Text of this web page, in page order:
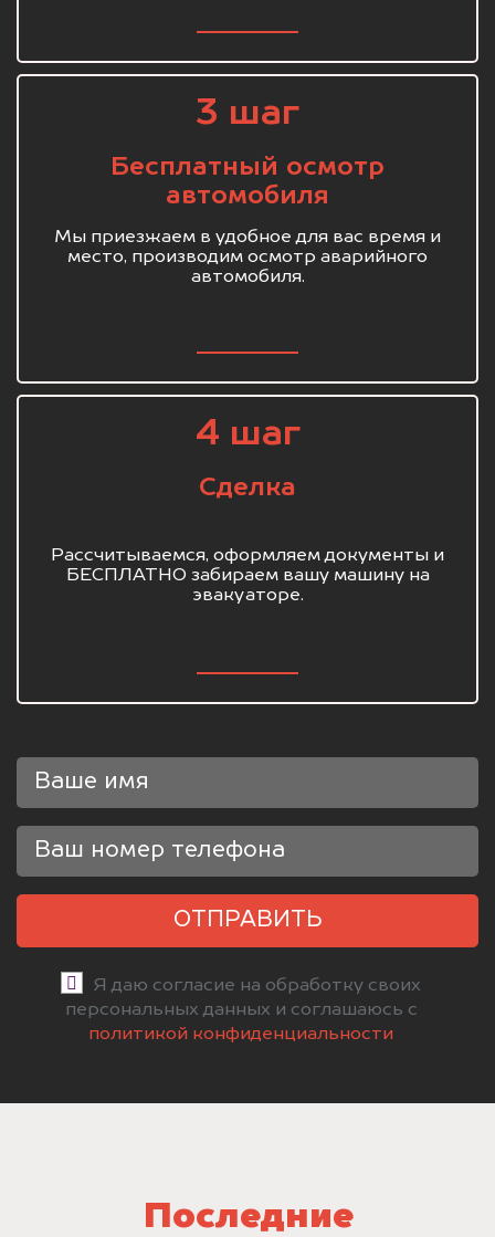
3 шаг
Бесплатный осмотр
автомобиля
Мы приезжаем в удобное для вас время и
место, производим осмотр аварийного
автомобиля.
4 шаг
Сделка
Рассчитываемся, оформляем документы и
БЕСПЛАТНО забираем вашу машину на
эвакуаторе.
ОТПРАВИТЬ
Я даю согласие на обработку своих
персональных данных и соглашаюсь с
политикой конфиденциальности
Последние